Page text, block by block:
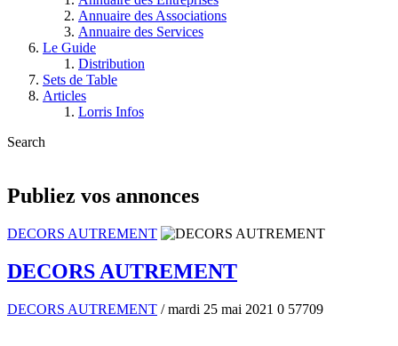
Annuaire des Associations
Annuaire des Services
Le Guide
Distribution
Sets de Table
Articles
Lorris Infos
Search
Publiez vos annonces
DECORS AUTREMENT
DECORS AUTREMENT
DECORS AUTREMENT / mardi 25 mai 2021 0 57709